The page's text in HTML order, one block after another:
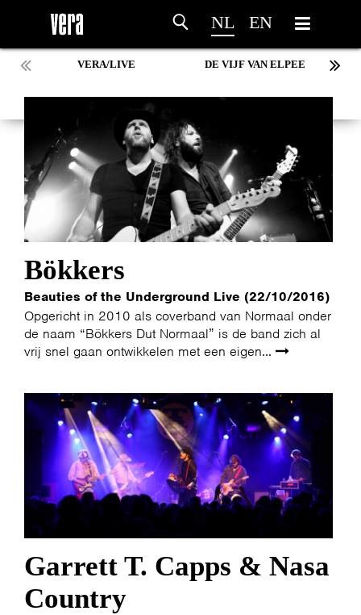
NL EN
VERA/LIVE DE VIJF VAN ELPEE
Bökkers
Beauties of the Underground Live (22/10/2016)
Opgericht in 2010 als coverband van Normaal onder
de naam “Bökkers Dut Normaal” is de band zich al
vrij snel gaan ontwikkelen met een eigen...
Garrett T. Capps & Nasa
Country